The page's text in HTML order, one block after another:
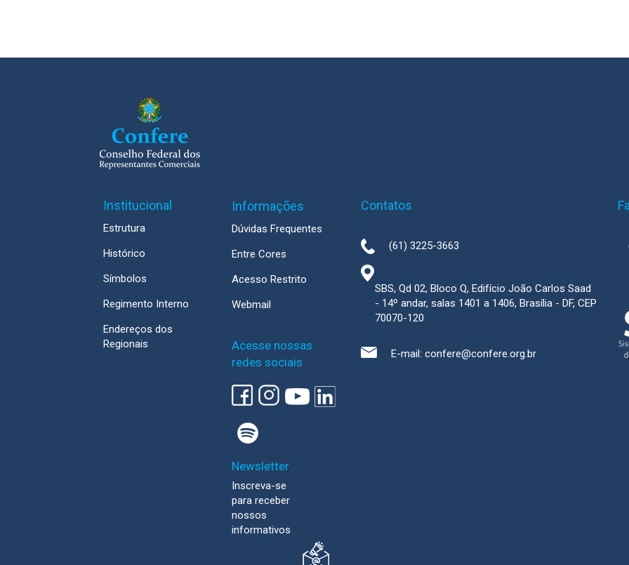
Institucional
Estrutura
Histórico
Símbolos
Regimento Interno
Endereços dos
Regionais
Informações
Dúvidas Frequentes
Entre Cores
Acesso Restrito
Webmail
Acesse nossas
redes sociais
Newsletter
Inscreva-se
para receber
nossos
informativos
Contatos
(61) 3225-3663
SBS, Qd 02, Bloco Q, Edifício João Carlos Saad
- 14º andar, salas 1401 a 1406, Brasília - DF, CEP
70070-120
E-mail: confere@confere.org.br